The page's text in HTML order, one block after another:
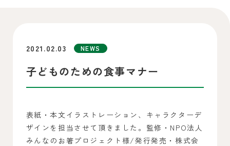
2021.02.03 NEWS
子どものための食事マナー
表紙・本文イラストレーション、キャラクターデ
ザインを担当させて頂きました。監修・NPO法人
みんなのお箸プロジェクト様/発行発売・株式会